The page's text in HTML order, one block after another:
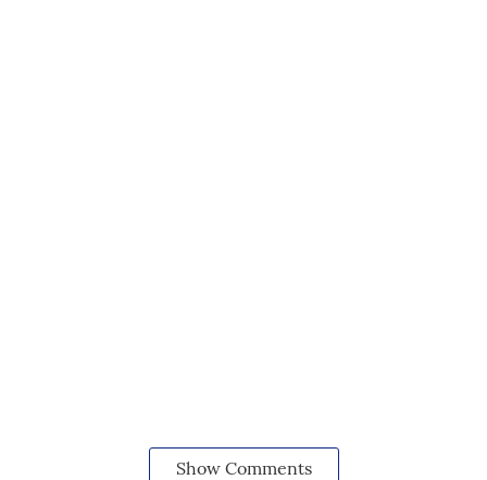
Show Comments